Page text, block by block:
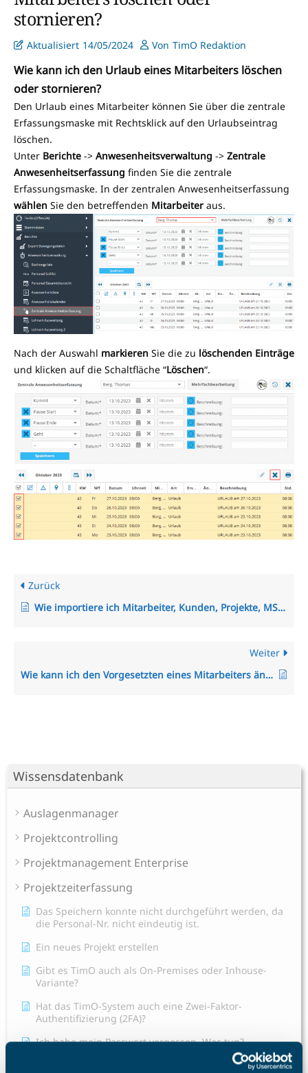
Wissensdatenbank
Auslagenmanager
Projektcontrolling
Projektmanagement Enterprise
Projektzeiterfassung
Das Speichern konnte nicht durchgeführt werden, da
die Personal-Nr. nicht eindeutig ist.
Ein neues Projekt erstellen
Gibt es TimO auch als On-Premises oder Inhouse-
Variante?
Hat das TimO-System auch eine Zwei-Faktor-
Authentifizierung (2FA)?
Ich habe mein Passwort vergessen. Was tun?
Ich habe meinen TimO-Zugang gesperrt, was ist zu tun?
stornieren?
Aktualisiert 14/05/2024 Von TimO Redaktion
Wie kann ich den Urlaub eines Mitarbeiters löschen
oder stornieren?
Den Urlaub eines Mitarbeiter können Sie über die zentrale
Erfassungsmaske mit Rechtsklick auf den Urlaubseintrag
löschen.
Unter Berichte -> Anwesenheitsverwaltung -> Zentrale
Anwesenheitserfassung finden Sie die zentrale
Erfassungsmaske. In der zentralen Anwesenheitserfassung
wählen Sie den betreffenden Mitarbeiter aus.
Nach der Auswahl markieren Sie die zu löschenden Einträge
und klicken auf die Schaltfläche “Löschen“.
Zurück
Wie importiere ich Mitarbeiter, Kunden, Projekte, MS Project-Dateien oder Zeiten in das System?
Weiter
Wie kann ich den Vorgesetzten eines Mitarbeiters ändern?